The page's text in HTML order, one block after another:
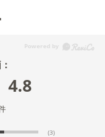
4.8
(3)